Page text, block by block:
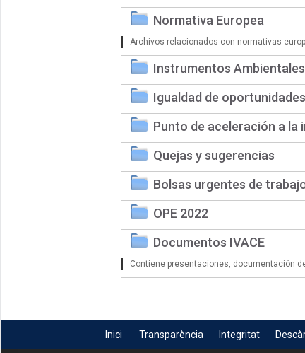
Normativa Europea
Archivos relacionados con normativas
Instrumentos Ambientales
Igualdad de oportunidades
Punto de aceleración a la
Quejas y sugerencias
Bolsas urgentes de
OPE 2022
Documentos IVACE
Contiene presentaciones, documentación
Inici Transparència Integritat